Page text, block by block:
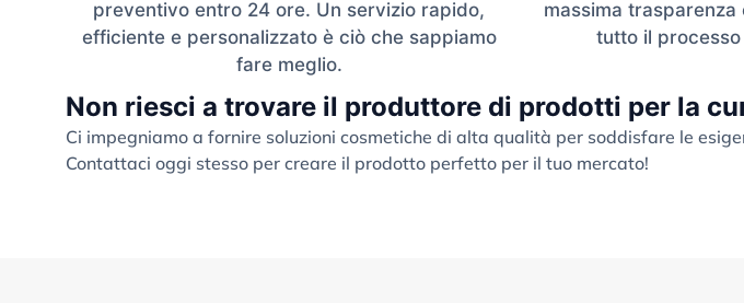
preventivo entro 24 ore. Un servizio rapido,
efficiente e personalizzato è ciò che sappiamo
fare meglio.
massima
tutto il
Non riesci a trovare il produttore di prodotti per la
Ci impegniamo a fornire soluzioni cosmetiche di alta qualità per soddisfare le
Contattaci oggi stesso per creare il prodotto perfetto per il tuo mercato!